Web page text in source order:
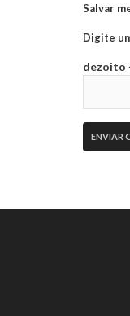
Salvar
Digite
dezoito